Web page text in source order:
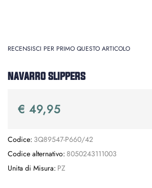
RECENSISCI PER PRIMO QUESTO ARTICOLO
NAVARRO SLIPPERS
€ 49,95
Codice: 3Q89547-P660/42
Codice alternativo: 8050243111003
Unita di Misura: PZ